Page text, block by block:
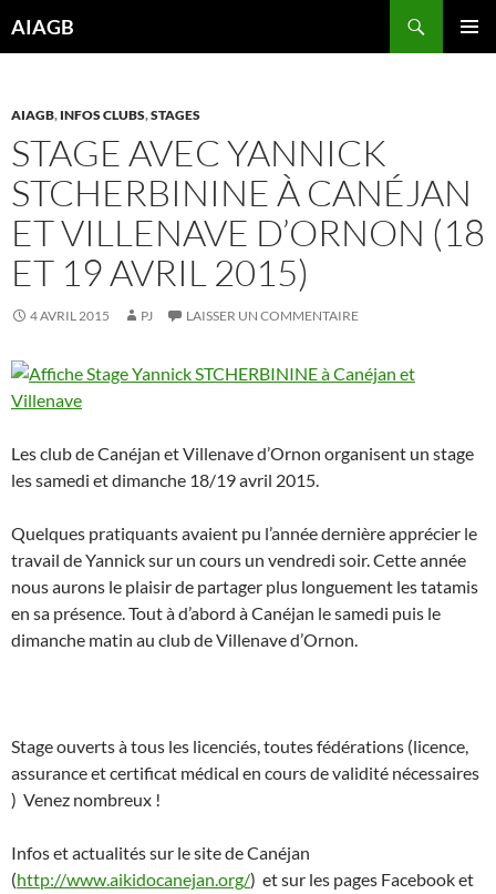
auAIAGB
AIAGB, INFOS CLUBS,STAGES
STAGE AVEC YANNICK
STCHERBININE À CANÉJAN
ET VILLENAVE D’ORNON (18
ET 19 AVRIL 2015)
4 AVRIL 2015 PJ LAISSER UN COMMENTAIRE
Les club de Canéjan et Villenave d’Ornon organisent un stage
les samedi et dimanche 18/19 avril 2015.
Quelques pratiquants avaient pu l’année dernière apprécier le
travail de Yannick sur un cours un vendredi soir. Cette année
nous aurons le plaisir de partager plus longuement les tatamis
en sa présence. Tout à d’abord à Canéjan le samedi puis le
dimanche matin au club de Villenave d’Ornon.
Stage ouverts à tous les licenciés, toutes fédérations (licence,
assurance et certificat médical en cours de validité nécessaires
) Venez nombreux !
Infos et actualités sur le site de Canéjan
(http://www.aikidocanejan.org/) et sur les pages Facebook et